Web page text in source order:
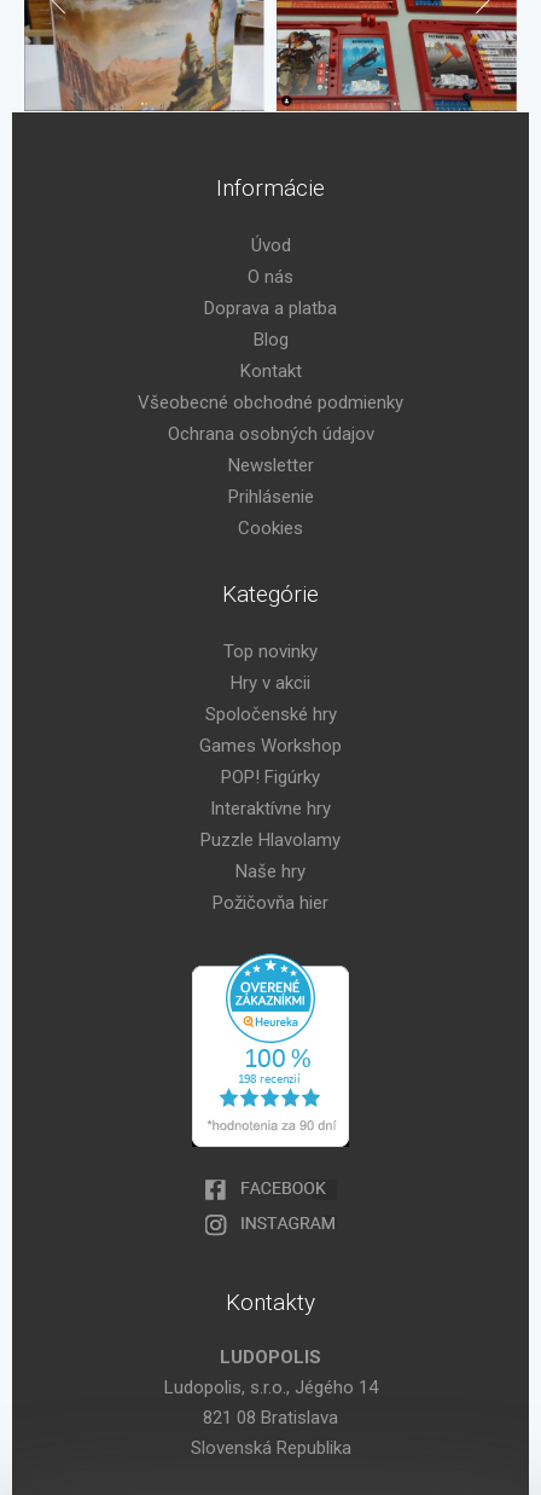
Informácie
Úvod
O nás
Doprava a platba
Blog
Kontakt
Všeobecné obchodné podmienky
Ochrana osobných údajov
Newsletter
Prihlásenie
Cookies
Kategórie
Top novinky
Hry v akcii
Spoločenské hry
Games Workshop
POP! Figúrky
Interaktívne hry
Puzzle Hlavolamy
Naše hry
Požičovňa hier
Kontakty
LUDOPOLIS
Ludopolis, s.r.o., Jégého 14
821 08 Bratislava
Slovenská Republika